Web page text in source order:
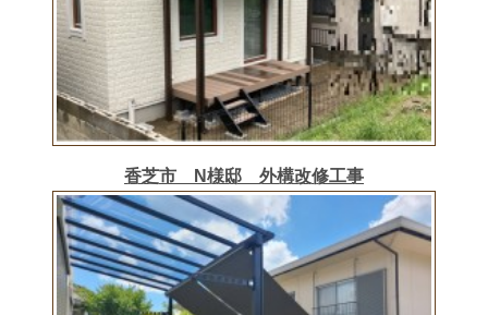
香芝市 N様邸 外構改修工事